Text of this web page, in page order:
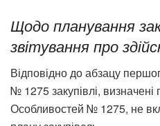
Щодо планування
звітування про
Відповідно до абзацу
№ 1275 закупівлі, визначені
Особливостей № 1275, не